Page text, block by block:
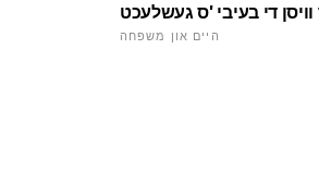
וויסן די בעיבי 'ס געשלעכט
היים און משפּחה